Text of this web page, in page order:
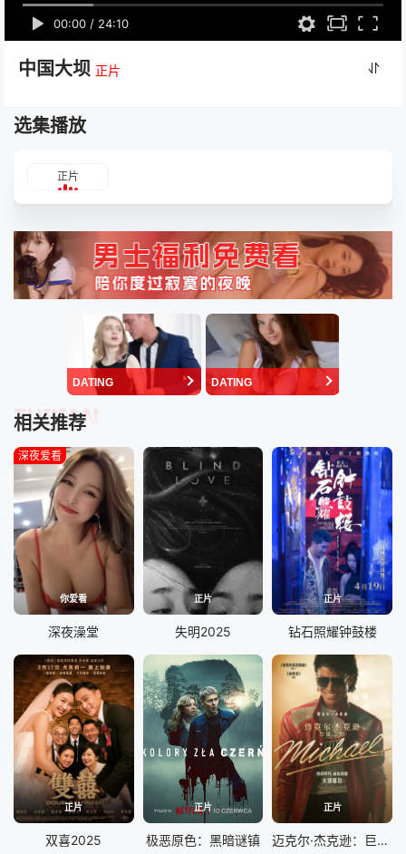
00:00 / 24:10
中国大坝 正片
选集播放
正片
DATING DATING
相关推荐
TUIJIAN
你爱看
深夜爱看
深夜澡堂
正片
失明2025
正片
钻石照耀钟鼓楼
正片
双喜2025
正片
极恶原色：黑暗谜镇
正片
迈克尔·杰克逊：巨星之路